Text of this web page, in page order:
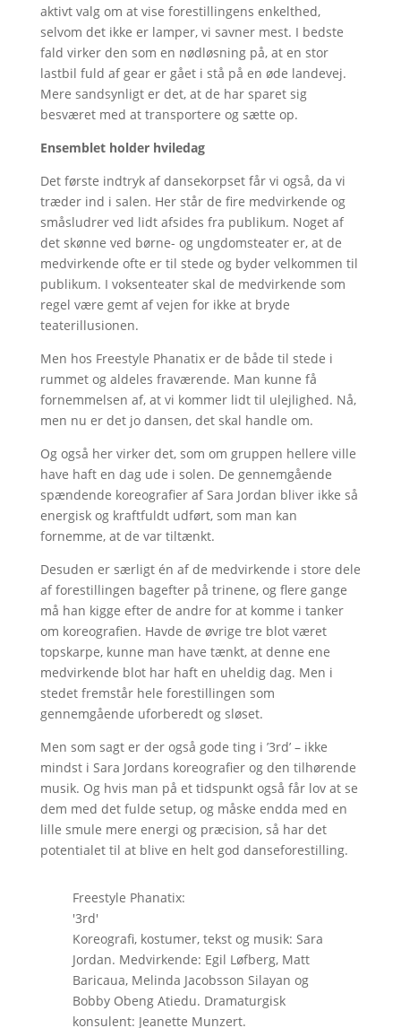
aktivt valg om at vise forestillingens enkelthed,
selvom det ikke er lamper, vi savner mest. I bedste
fald virker den som en nødløsning på, at en stor
lastbil fuld af gear er gået i stå på en øde landevej.
Mere sandsynligt er det, at de har sparet sig
besværet med at transportere og sætte op.
Ensemblet holder hviledag
Det første indtryk af dansekorpset får vi også, da vi
træder ind i salen. Her står de fire medvirkende og
småsludrer ved lidt afsides fra publikum. Noget af
det skønne ved børne- og ungdomsteater er, at de
medvirkende ofte er til stede og byder velkommen til
publikum. I voksenteater skal de medvirkende som
regel være gemt af vejen for ikke at bryde
teaterillusionen.
Men hos Freestyle Phanatix er de både til stede i
rummet og aldeles fraværende. Man kunne få
fornemmelsen af, at vi kommer lidt til ulejlighed. Nå,
men nu er det jo dansen, det skal handle om.
Og også her virker det, som om gruppen hellere ville
have haft en dag ude i solen. De gennemgående
spændende koreografier af Sara Jordan bliver ikke så
energisk og kraftfuldt udført, som man kan
fornemme, at de var tiltænkt.
Desuden er særligt én af de medvirkende i store dele
af forestillingen bagefter på trinene, og flere gange
må han kigge efter de andre for at komme i tanker
om koreografien. Havde de øvrige tre blot været
topskarpe, kunne man have tænkt, at denne ene
medvirkende blot har haft en uheldig dag. Men i
stedet fremstår hele forestillingen som
gennemgående uforberedt og sløset.
Men som sagt er der også gode ting i ’3rd’ – ikke
mindst i Sara Jordans koreografier og den tilhørende
musik. Og hvis man på et tidspunkt også får lov at se
dem med det fulde setup, og måske endda med en
lille smule mere energi og præcision, så har det
potentialet til at blive en helt god danseforestilling.
Freestyle Phanatix:
'3rd'
Koreografi, kostumer, tekst og musik: Sara
Jordan. Medvirkende: Egil Løfberg, Matt
Baricaua, Melinda Jacobsson Silayan og
Bobby Obeng Atiedu. Dramaturgisk
konsulent: Jeanette Munzert.